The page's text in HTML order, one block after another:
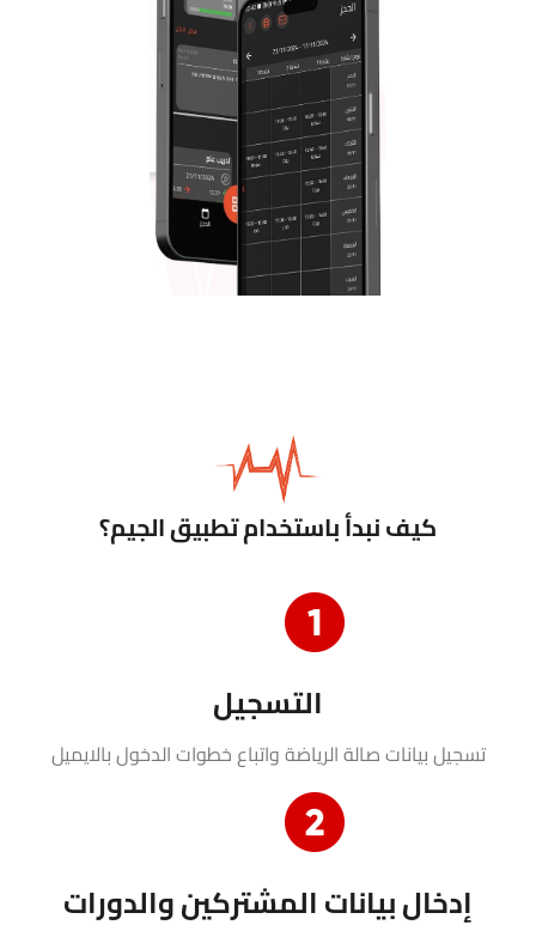
كيف نبدأ باستخدام تطبيق الجيم؟
التسجيل
تسجيل بيانات صالة الرياضة واتباع خطوات الدخول بالايميل
إدخال بيانات المشتركين والدورات